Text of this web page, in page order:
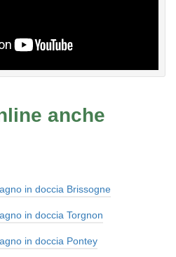
anche
in doccia Brissogne
in doccia Torgnon
in doccia Pontey